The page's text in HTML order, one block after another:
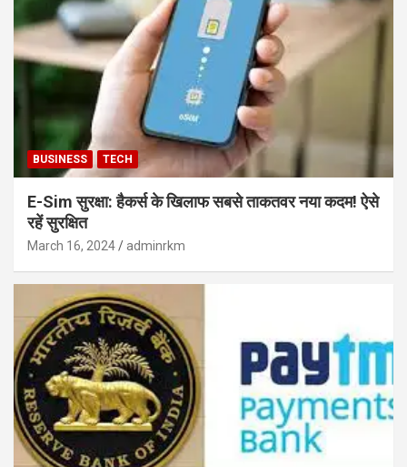
BUSINESS TECH
E-Sim सुरक्षा: हैकर्स के खिलाफ सबसे ताकतवर नया कदम! ऐसे
रहें सुरक्षित
March 16, 2024 adminrkm